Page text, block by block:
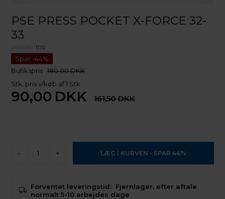
PSE PRESS POCKET X-FORCE 32-
33
1170
Butikspris 180,00 DKK
Stk. pris v/køb af 1 Stk
90,00 DKK 161,50
- +
Forventet leveringstid: Fjernlager, efter aftale
normalt 5-10 arbejdes dage